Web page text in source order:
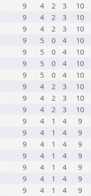
9 4 2 3
10
9 4 2 3
10
9 4 2 3
10
9 5 0 4
10
9 5 0 4
10
9 5 0 4
10
9 5 0 4
10
9 4 2 3
10
9 4 2 3
10
9 4 2 3
10
9 4 1 4
9
9 4 1 4
9
9 4 1 4
9
9 4 1 4
9
9 4 1 4
9
9 4 1 4
9
9 4 1 4
9